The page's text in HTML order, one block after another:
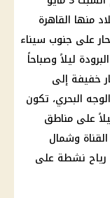
منها القاهرة
على جنوب سيناء
ليلاً وصباحاً
خفيفة إلى
البحري، تكون
على مناطق
وشمال
رياح نشطة على